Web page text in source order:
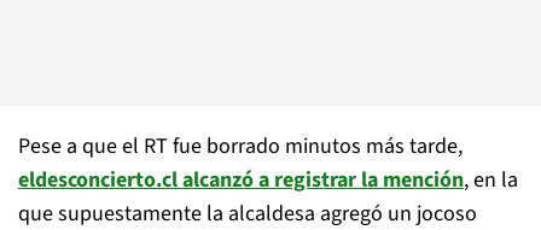
Pese a que el RT fue borrado minutos más tarde,
eldesconcierto.cl alcanzó a registrar la mención, en la
que supuestamente la alcaldesa agregó un jocoso